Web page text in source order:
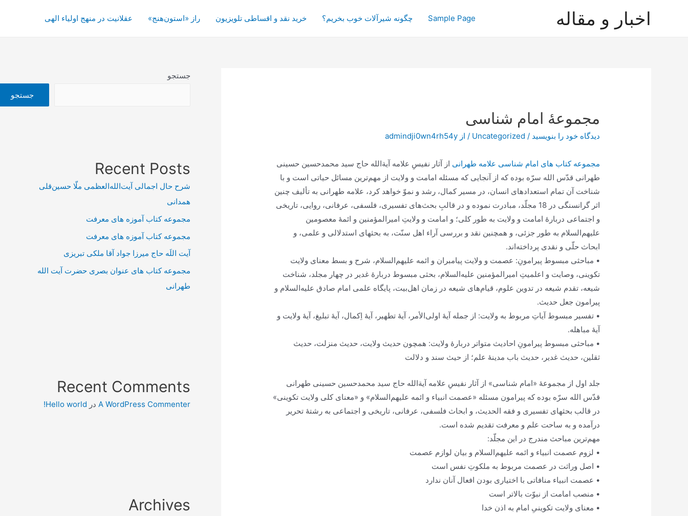
اخبار و مقاله Sample Page چگونه شیرآلات خوب بخریم؟ خرید نقد و اقساطی تلویزیون راز «استون‌هنج» عقلانیت در منهج اولیاء الهی
مجموعۀ امام شناسی
دیدگاه‌ خود را بنویسید /
Uncategorized / از admindji0wn4rh54y
مجموعه کتاب های امام شناسی علامه طهرانی از آثار نفیسِ علامه آیة‌الله حاج سید محمد‌حسین حسینی
طهرانی قدّس الله سرّه بوده که از آنجایی که مسئله امامت و ولایت از مهم‌ترین مسائل حیاتی است و با
شناخت آن تمام استعدادهای انسان، در مسیر کمال، رشد و نموّ خواهد کرد، علامه طهرانی به تألیف چنین
اثر گرانسنگی در 18 مجلّد، مبادرت نموده و در قالبِ بحث‌های تفسیری، فلسفی، عرفانی، روایی، تاریخی
و اجتماعی دربارۀ امامت و ولایت به طور کلی؛ و امامت و ولایتِ امیرالمؤمنین و ائمۀ معصومین
علیهم‌السلام به طور جزئی، و همچنین نقد و بررسی آراء اهل سنّت، به بحثهای استدلالی و علمی، و
ابحاث حلّی و نقدی پرداخته‌اند.
• مباحثی مبسوط پیرامونِ: عصمت و ولایت پیامبران و ائمه علیهم‌السلام، شرح و بسط معنای ولایت
تکوینی، وصایت و اعلمیتِ امیرالمؤمنین علیه‌السلام، بحثی مبسوط دربارۀ غدیر در چهار مجلد، شناخت
شیعه، تقدم شیعه در تدوین علوم، قیام‌های شیعه در زمان اهل‌بیت، پایگاه علمی امام صادق علیه‌السلام و
پیرامون جعل حدیث.
• تفسیر مبسوط آیاتِ مربوط به ولایت: از جمله آیۀ اولی‌الأمر، آیۀ تطهیر، آیۀ اِکمال، آیۀ تبلیغ، آیۀ ولایت و
آیۀ مباهله.
• مباحثی مبسوط پیرامونِ احادیث متواتر دربارۀ ولایت: همچون حدیث ولایت، حدیث منزلت، حدیث
ثقلین، حدیث غدیر، حدیث باب مدینۀ علم؛ از حیث سند و دلالت
جلد اول از مجموعۀ «امام شناسی» از آثار نفیسِ علامه آیة‌الله حاج سید محمد‌حسین حسینی طهرانی
قدّس الله سرّه بوده که پیرامون مسئله «عصمت انبیاء و ائمه علیهم‌السلام» و «معنای کلی ولایت تکوینی»
در قالب بحثهای تفسیری و فقه الحدیث، و ابحاث فلسفی، عرفانی، تاریخی و اجتماعی به رشتۀ تحریر
درآمده و به ساحت علم و معرفت تقدیم شده است.
مهم‌ترین مباحث مندرج در این مجلّد:
• لزوم عصمت انبیاء و ائمه علیهم‌السلام و بیان لوازم عصمت
• اصل وراثت در عصمت مربوط به ملکوتِ نفس است
• عصمت انبیاء منافاتی با اختیاری بودن افعال آنان ندارد
• منصب امامت از نبوّت بالاتر است
• معنای ولایت تکوینیِ امام به اذن خدا
جستجو
جستجو
Recent Posts
شرح حال اجمالی آیت‌الله‌العظمی ملّا حسین‌قلی
همدانی
مجموعه کتاب آموزه های معرفت
مجموعه کتاب آموزه های معرفت
آیت اللَه حاج میرزا جواد آقا ملکی تبریزی
مجموعه کتاب های عنوان بصری حضرت آیت الله
طهرانی
Recent Comments
A WordPress Commenter در Hello world!
Archives